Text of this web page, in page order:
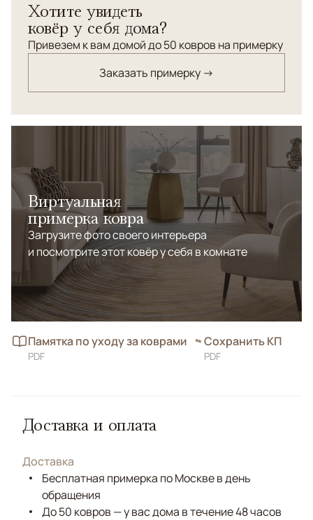
Хотите увидеть
ковёр у себя дома?
Привезем к вам домой до 50 ковров на примерку
Заказать примерку →
Виртуальная
примерка ковра
Загрузите фото своего интерьера
и посмотрите этот ковёр у себя в комнате
Памятка по уходу за коврами
PDF
Сохранить КП
PDF
Доставка и оплата
Доставка
Бесплатная примерка по Москве в день
обращения
До 50 ковров — у вас дома в течение 48 часов